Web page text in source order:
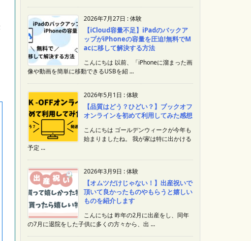
2026年7月27日 :体験
【iCloud容量不足】iPadのバックア
ップがiPhoneの容量を圧迫!無料でM
acに移して解決する方法
こんにちは 以前、「iPhoneに溜まった画
像や動画を簡単に移動できるUSBを紹 ...
2026年5月1日 :体験
【品質はどう？ひどい？】ブックオフ
オンラインを初めて利用してみた感想
こんにちは ゴールデンウィークが今年も
始まりましたね。 我が家は特に出かける
予定 ...
2026年3月9日 :体験
【オムツだけじゃない！】出産祝いで
頂いて良かったものやもらうと嬉しい
ものを紹介します
こんにちは 昨年の2月に出産をし、同年
の7月に退院をした子供に多くの方々から、出 ...